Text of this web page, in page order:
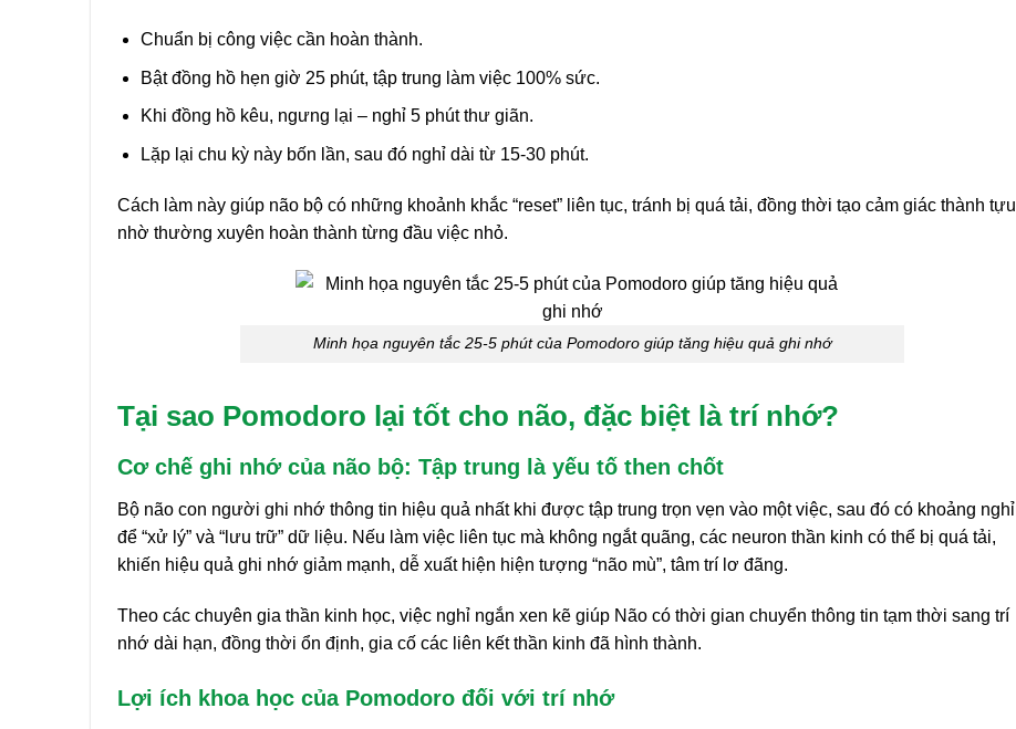
Chuẩn bị công việc cần hoàn thành.
Bật đồng hồ hẹn giờ 25 phút, tập trung làm việc 100% sức.
Khi đồng hồ kêu, ngưng lại – nghỉ 5 phút thư giãn.
Lặp lại chu kỳ này bốn lần, sau đó nghỉ dài từ 15-30 phút.
Cách làm này giúp não bộ có những khoảnh khắc “reset” liên tục, tránh bị quá tải, đồng thời tạo cảm giác thành tựu
nhờ thường xuyên hoàn thành từng đầu việc nhỏ.
Minh họa nguyên tắc 25-5 phút của Pomodoro giúp tăng hiệu quả ghi nhớ
Tại sao Pomodoro lại tốt cho não, đặc biệt là trí nhớ?
Cơ chế ghi nhớ của não bộ: Tập trung là yếu tố then chốt
Bộ não con người ghi nhớ thông tin hiệu quả nhất khi được tập trung trọn vẹn vào một việc, sau đó có khoảng nghỉ
để “xử lý” và “lưu trữ” dữ liệu. Nếu làm việc liên tục mà không ngắt quãng, các neuron thần kinh có thể bị quá tải,
khiến hiệu quả ghi nhớ giảm mạnh, dễ xuất hiện hiện tượng “não mù”, tâm trí lơ đãng.
Theo các chuyên gia thần kinh học, việc nghỉ ngắn xen kẽ giúp Não có thời gian chuyển thông tin tạm thời sang trí
nhớ dài hạn, đồng thời ổn định, gia cố các liên kết thần kinh đã hình thành.
Lợi ích khoa học của Pomodoro đối với trí nhớ